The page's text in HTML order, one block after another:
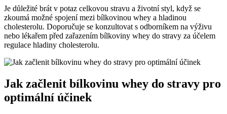
Je důležité brát v potaz celkovou stravu a životní styl, když se
zkoumá možné spojení mezi bílkovinou whey a hladinou
cholesterolu. Doporučuje se konzultovat s odborníkem na výživu
nebo lékařem před zařazením bílkoviny whey do stravy za účelem
regulace hladiny cholesterolu.
Jak začlenit bílkovinu whey do stravy pro
optimální účinek